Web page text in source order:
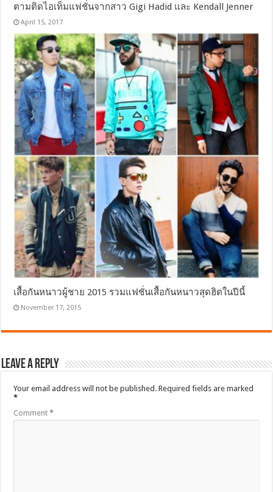
ตามติดไอเท็มแฟชั่นจากสาว Gigi Hadid และ Kendall Jenner
April 15, 2017
เสื้อกันหนาวผู้ชาย 2015 รวมแฟชั่นเสื้อกันหนาวสุดฮิตในปีนี้
November 17, 2015
Leave a Reply
Your email address will not be published. Required fields are marked
*
Comment*